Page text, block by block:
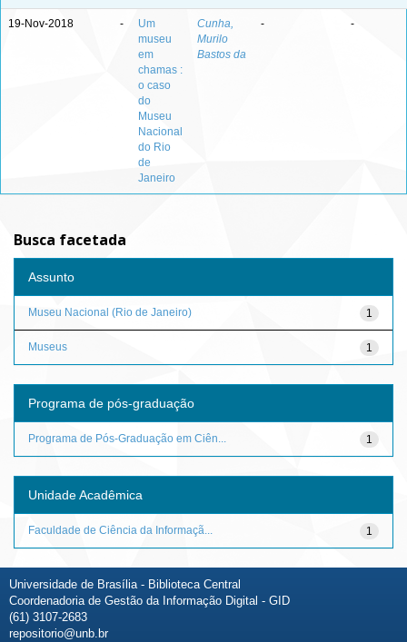
19-Nov-2018 -
Um
museu
em
chamas :
o caso
do
Museu
Nacional
do Rio
de
Janeiro
Cunha,
Murilo
Bastos da
- -
Busca facetada
Assunto
1
Museu Nacional (Rio de Janeiro)
1
Museus
Programa de pós-graduação
1
Programa de Pós-Graduação em Ciên...
Unidade Acadêmica
1
Faculdade de Ciência da Informaçã...
Universidade de Brasília - Biblioteca Central
Coordenadoria de Gestão da Informação Digital - GID
(61) 3107-2683
repositorio@unb.br